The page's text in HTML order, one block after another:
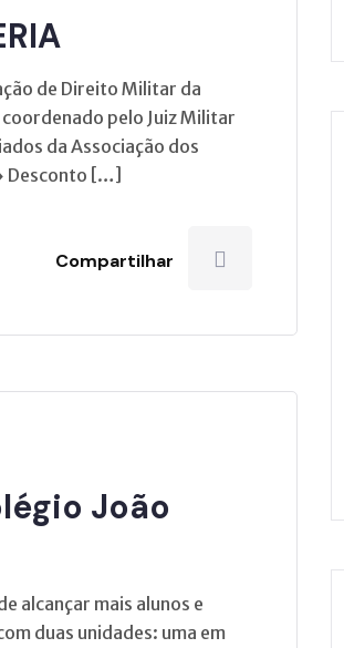
de Direito Militar da
pelo Juiz Militar
da Associação dos
Desconto […]
Compartilhar
João
alcançar mais alunos e
duas unidades: uma em